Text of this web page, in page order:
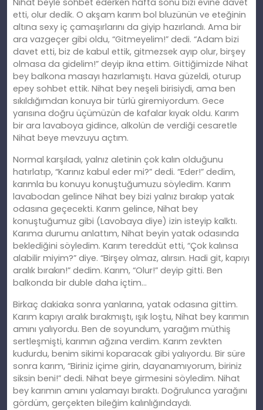
Nihat beyle sohbet ederken hafta sonu bizi evine davet
etti, olur dedik. O akşam karım bol bluzünün ve eteğinin
altına sexy iç çamaşırlarını da giyip hazırlandı. Ama bir
ara vazgeçer gibi oldu, “Gitmeyelim!” dedi. “Adam bizi
davet etti, biz de kabul ettik, gitmezsek ayıp olur, birşey
olmasa da gidelim!” deyip ikna ettim. Gittiğimizde Nihat
bey balkona masayı hazırlamıştı. Hava güzeldi, oturup
epey sohbet ettik. Nihat bey neşeli birisiydi, ama ben
sıkıldığımdan konuya bir türlü giremiyordum. Gece
yarısına doğru üçümüzün de kafalar kıyak oldu. Karım
bir ara lavaboya gidince, alkolün de verdiği cesaretle
Nihat beye mevzuyu açtım.
Normal karşıladı, yalnız aletinin çok kalın olduğunu
hatırlatıp, “Karınız kabul eder mi?” dedi. “Eder!” dedim,
karımla bu konuyu konuştuğumuzu söyledim. Karım
lavabodan gelince Nihat bey bizi yalnız bırakıp yatak
odasına geçecekti. Karım gelince, Nihat bey
konuştuğumuz gibi (Lavobaya diye) izin isteyip kalktı.
Karıma durumu anlattım, Nihat beyin yatak odasında
beklediğini söyledim. Karım tereddüt etti, “Çok kalınsa
alabilir miyim?” diye. “Birşey olmaz, alırsın. Hadi git, kapıyı
aralık bırakın!” dedim. Karım, “Olur!” deyip gitti. Ben
balkonda bir duble daha içtim…
Birkaç dakiaka sonra yanlarına, yatak odasına gittim.
Karım kapıyı aralık bırakmıştı, ışık loştu, Nihat bey karımın
amını yalıyordu. Ben de soyundum, yarağım müthiş
sertleşmişti, karımın ağzına verdim. Karım zevkten
kudurdu, benim sikimi koparacak gibi yalıyordu. Bir süre
sonra karım, “Biriniz içime girin, dayanamıyorum, biriniz
siksin beni!” dedi. Nihat beye girmesini söyledim. Nihat
bey karımın amını yalamayı bıraktı. Doğrulunca yarağını
gördüm, gerçekten bileğim kalınlığındaydı.